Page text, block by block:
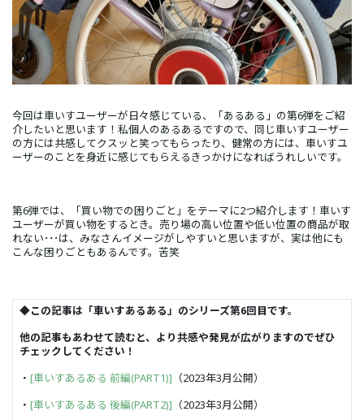
今回は車いすユーザーが日々感じている、「あるある」の第6弾をご紹
介したいと思います！私個人のあるあるですので、同じ車いすユーザー
の方には共感してクスッと笑ってもらったり、健常の方には、車いすユ
ーザーのことを身近に感じてもらえるきっかけになればうれしいです。
第6弾では、「買い物での困りごと」をテーマに2つ紹介します！車いす
ユーザーが買い物をするとき。売り場の高い位置や低い位置の商品が取
れない･･･は、みなさんイメージがしやすいと思いますが、実は他にも
こんな困りごともあるんです。苦笑
◆この記事は「車いすあるある」のシリーズ第6回目です。
他の記事もあわせて読むと、より共感や発見が広がりますのでぜひ
チェックしてください！
・ [車いすあるある 前編(PART1)] （2023年3月公開）
・ [車いすあるある 後編(PART2)] （2023年3月公開）